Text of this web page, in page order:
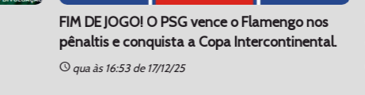
FIM DE JOGO! O PSG vence o Flamengo nos
pênaltis e conquista a Copa Intercontinental.
schedulequa às 16:53 de 17/12/25